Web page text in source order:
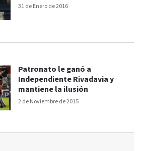
31 de Enero de 2016
2 de Noviembre de 2015
Patronato le ganó a
Independiente Rivadavia y
mantiene la ilusión